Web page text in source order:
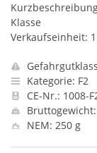
Klasse
Verkaufseinheit:
Kategorie: F2
CE-Nr.: 1008-
NEM: 250 g